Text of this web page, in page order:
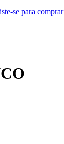
se para comprar